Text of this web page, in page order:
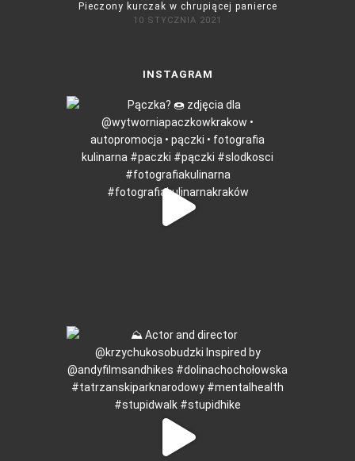
Pieczony kurczak w chrupiącej panierce
10 STYCZNIA 2021
INSTAGRAM